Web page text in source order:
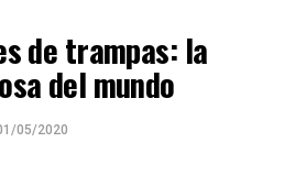
programa es libre. Sólo tenés
infolavaca@yahoo.com.ar
de Decí MU
de trampas: la
del mundo
05/2020